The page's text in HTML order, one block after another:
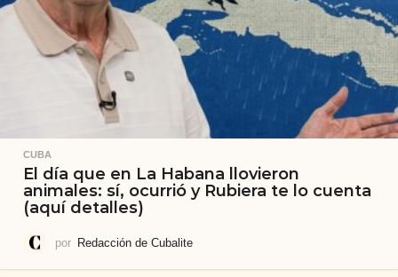
CUBA
El día que en La Habana llovieron
animales: sí, ocurrió y Rubiera te lo cuenta
(aquí detalles)
por Redacción de Cubalite